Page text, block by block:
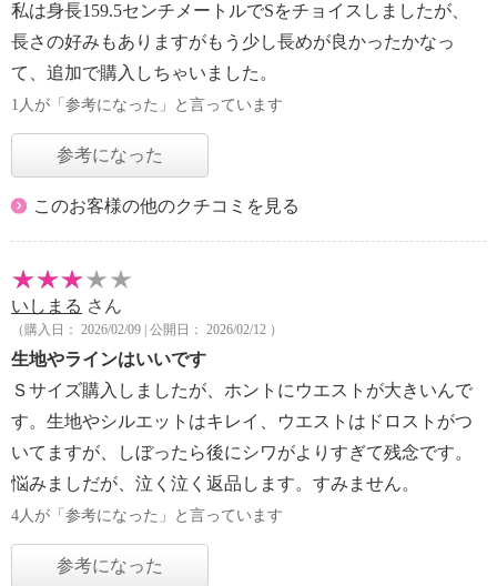
私は身長159.5センチメートルでSをチョイスしましたが、
長さの好みもありますがもう少し長めが良かったかなっ
て、追加で購入しちゃいました。
1人が「参考になった」と言っています
参考になった
このお客様の他のクチコミを見る
いしまる さん
（購入日： 2026/02/09 | 公開日： 2026/02/12 ）
生地やラインはいいです
Ｓサイズ購入しましたが、ホントにウエストが大きいんで
す。生地やシルエットはキレイ、ウエストはドロストがつ
いてますが、しぼったら後にシワがよりすぎて残念です。
悩みましだが、泣く泣く返品します。すみません。
4人が「参考になった」と言っています
参考になった